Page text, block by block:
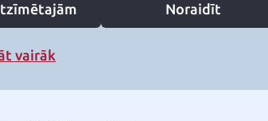
Noraidīt
vairāk